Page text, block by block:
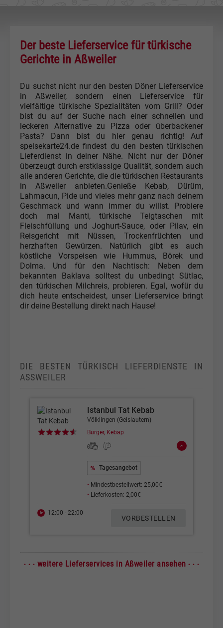
Der beste Lieferservice für türkische
Gerichte in Aßweiler
Du suchst nicht nur den besten Döner Lieferservice
in Aßweiler, sondern einen Lieferservice für
vielfältige türkische Spezialitäten vom Grill? Oder
bist du auf der Suche nach einer schnellen und
leckeren Alternative zu Pizza oder überbackener
Pasta? Dann bist du hier genau richtig! Auf
speisekarte24.de findest du den besten türkischen
Lieferdienst in deiner Nähe. Nicht nur der Döner
überzeugt durch erstklassige Qualität, sondern auch
alle anderen Gerichte, die die türkischen Restaurants
in Aßweiler anbieten.Genieße Kebab, Dürüm,
Lahmacun, Pide und vieles mehr ganz nach deinem
Geschmack und wann immer du willst. Probiere
doch mal Manti, türkische Teigtaschen mit
Fleischfüllung und Joghurt-Sauce, oder Pilav, ein
Reisgericht mit Nüssen, Trockenfrüchten und
herzhaften Gewürzen. Natürlich gibt es auch
köstliche Vorspeisen wie Hummus, Börek und
Dolma. Und für den Nachtisch: Neben dem
bekannten Baklava solltest du unbedingt Sütlac,
den türkischen Milchreis, probieren. Egal, wofür du
dich heute entscheidest, unser Lieferservice bringt
dir deine Bestellung direkt nach Hause!
DIE BESTEN TÜRKISCH LIEFERDIENSTE IN
ASSWEILER
Istanbul Tat Kebab
Völklingen (Geislautern)
Burger, Kebap
Tagesangebot
• Mindestbestellwert: 25,00€
• Lieferkosten: 2,00€
12:00 - 22:00
VORBESTELLEN
· · · weitere Lieferservices in Aßweiler ansehen · · ·